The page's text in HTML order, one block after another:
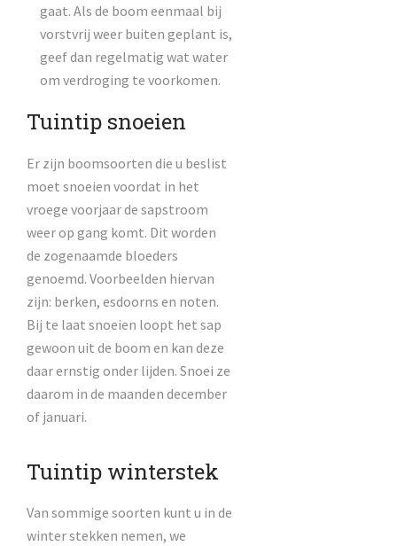
gaat. Als de boom eenmaal bij
vorstvrij weer buiten geplant is,
geef dan regelmatig wat water
om verdroging te voorkomen.
Tuintip snoeien
Er zijn boomsoorten die u beslist
moet snoeien voordat in het
vroege voorjaar de sapstroom
weer op gang komt. Dit worden
de zogenaamde bloeders
genoemd. Voorbeelden hiervan
zijn: berken, esdoorns en noten.
Bij te laat snoeien loopt het sap
gewoon uit de boom en kan deze
daar ernstig onder lijden. Snoei ze
daarom in de maanden december
of januari.
Tuintip winterstek
Van sommige soorten kunt u in de
winter stekken nemen, we